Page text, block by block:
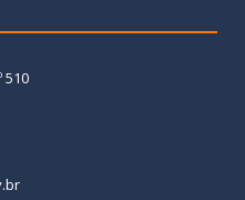
510